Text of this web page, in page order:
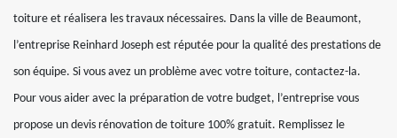
toiture et réalisera les travaux nécessaires. Dans la ville de Beaumont,
l’entreprise Reinhard Joseph est réputée pour la qualité des prestations de
son équipe. Si vous avez un problème avec votre toiture, contactez-la.
Pour vous aider avec la préparation de votre budget, l’entreprise vous
propose un devis rénovation de toiture 100% gratuit. Remplissez le